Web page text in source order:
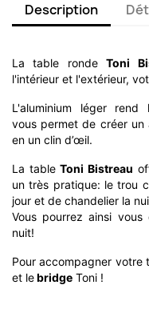
Description
La table rondeToni
l'intérieur et l'extérieur,
L'aluminium léger
vous permet de créer un
en un clin d’œil.
La tableToni Bistreau
un très pratique: le trou
jour et de chandelier la
Vous pourrez ainsi
nuit!
Pour accompagner votre
et lebridge Toni !